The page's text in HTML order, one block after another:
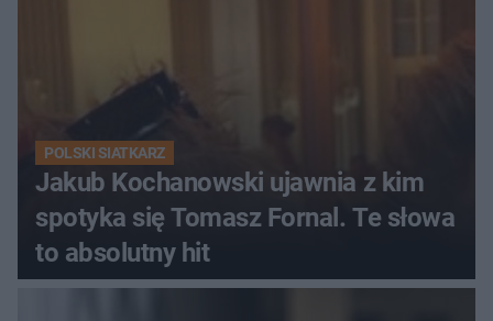
POLSKI SIATKARZ
Jakub Kochanowski ujawnia z kim
spotyka się Tomasz Fornal. Te słowa
to absolutny hit